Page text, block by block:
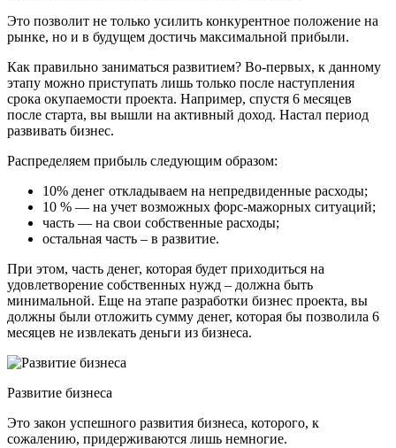
Это позволит не только усилить конкурентное положение на
рынке, но и в будущем достичь максимальной прибыли.
Как правильно заниматься развитием? Во-первых, к данному
этапу можно приступать лишь только после наступления
срока окупаемости проекта. Например, спустя 6 месяцев
после старта, вы вышли на активный доход. Настал период
развивать бизнес.
Распределяем прибыль следующим образом:
10% денег откладываем на непредвиденные расходы;
10 % — на учет возможных форс-мажорных ситуаций;
часть — на свои собственные расходы;
остальная часть – в развитие.
При этом, часть денег, которая будет приходиться на
удовлетворение собственных нужд – должна быть
минимальной. Еще на этапе разработки бизнес проекта, вы
должны были отложить сумму денег, которая бы позволила 6
месяцев не извлекать деньги из бизнеса.
Развитие бизнеса
Это закон успешного развития бизнеса, которого, к
сожалению, придерживаются лишь немногие.